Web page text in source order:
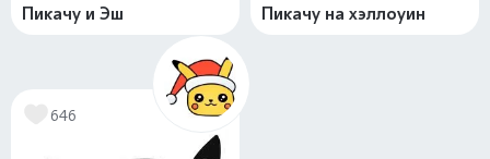
Пикачу и Эш Пикачу на хэллоуин
646